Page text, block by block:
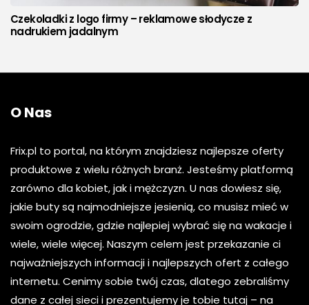
Czekoladki z logo firmy – reklamowe słodycze z
nadrukiem jadalnym
O Nas
Frix.pl to portal, na którym znajdziesz najlepsze oferty
produktowe z wielu różnych branż. Jesteśmy platformą
zarówno dla kobiet, jak i mężczyzn. U nas dowiesz się,
jakie buty są najmodniejsze jesienią, co musisz mieć w
swoim ogrodzie, gdzie najlepiej wybrać się na wakacje i
wiele, wiele więcej. Naszym celem jest przekazanie ci
najważniejszych informacji i najlepszych ofert z całego
internetu. Cenimy sobie twój czas, dlatego zebraliśmy
dane z całej sieci i prezentujemy je tobie tutaj – na